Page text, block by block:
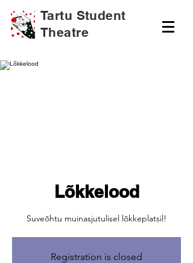
Tartu Student
Theatre
Lõkkelood
Suveõhtu muinasjutulisel lõkkeplatsil!
Registration is closed